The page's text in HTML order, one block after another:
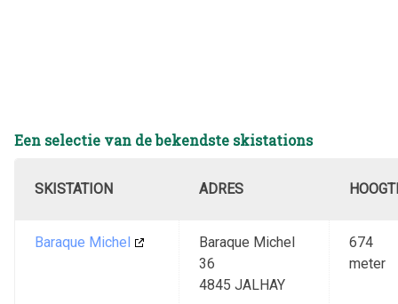
Een selectie van de bekendste skistations
SKISTATION ADRES
Baraque Michel
Baraque Michel
36
4845 JALHAY
674
meter